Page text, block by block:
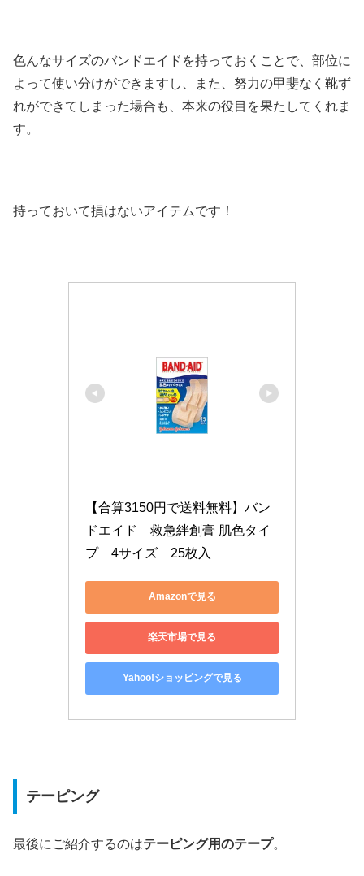
色んなサイズのバンドエイドを持っておくことで、部位に
よって使い分けができますし、また、努力の甲斐なく靴ず
れができてしまった場合も、本来の役目を果たしてくれま
す。
持っておいて損はないアイテムです！
【合算3150円で送料無料】バン
ドエイド　救急絆創膏 肌色タイ
プ　4サイズ　25枚入
Amazonで見る
楽天市場で見る
Yahoo!ショッピングで見る
テーピング
最後にご紹介するのはテーピング用のテープ。